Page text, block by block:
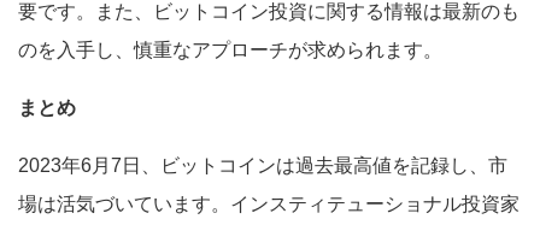
要です。また、ビットコイン投資に関する情報は最新のも
のを入手し、慎重なアプローチが求められます。
まとめ
2023年6月7日、ビットコインは過去最高値を記録し、市
場は活気づいています。インスティテューショナル投資家